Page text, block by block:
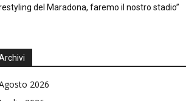
del Maradona, faremo il nostro stadio”
2026